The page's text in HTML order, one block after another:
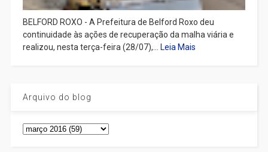
BELFORD ROXO - A Prefeitura de Belford Roxo deu
continuidade às ações de recuperação da malha viária e
realizou, nesta terça-feira (28/07),... Leia Mais
Arquivo do blog